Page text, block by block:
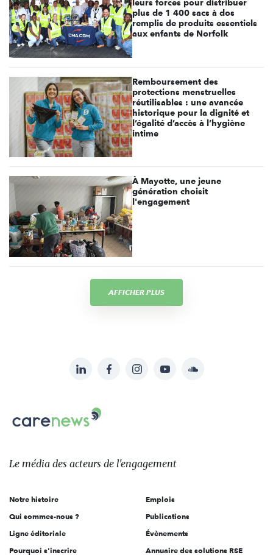
leurs forces pour distribuer
plus de 1 400 sacs à dos
remplis de produits essentiels
aux enfants de Norfolk
Remboursement des
protections menstruelles
réutilisables : une avancée
historique pour la dignité et
l’égalité d’accès à l’hygiène
intime
À Mayotte, une jeune
génération choisit
l'engagement
AFFICHER PLUS
sur:
LinkedInFacebookInstagramYouTubeSoundcloud
Carenews,
Le
des
l'engagement
Le média des acteurs de l'engagement
Notre histoire
Qui sommes-nous ?
Ligne éditoriale
Pourquoi s'inscrire
Emplois
Publications
Évènements
Annuaire des solutions RSE